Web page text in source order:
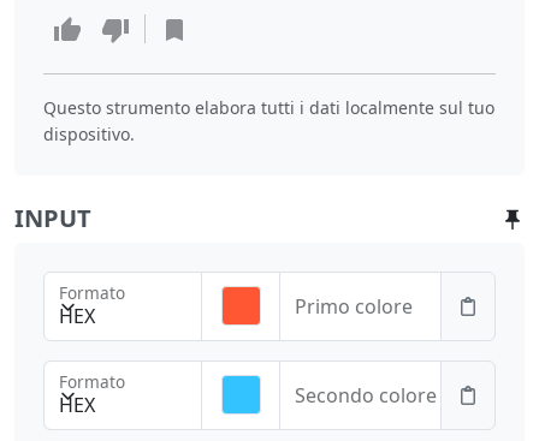
Questo strumento elabora tutti i dati localmente sul tuo
dispositivo.
INPUT
HEX
Formato
Primo colore
HEX
Formato
Secondo colore